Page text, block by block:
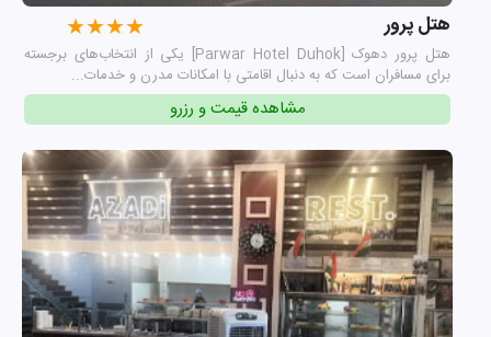
هتل پرور ★★★★
هتل پرور دهوک [Parwar Hotel Duhok] یکی از انتخاب‌های برجسته
برای مسافران است که به دنبال اقامتی با امکانات مدرن و خدمات...
مشاهده قیمت و رزرو